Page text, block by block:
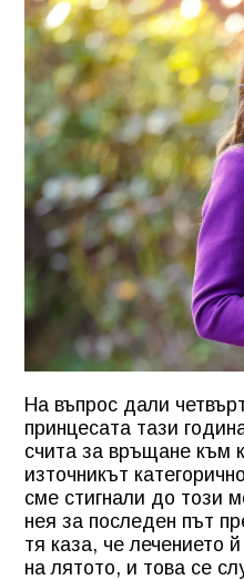
На въпрос дали
принцесата тази
счита за връщане към
източникът
сме стигнали до този
нея за последен път
тя каза, че лечението
на лятото, и това се